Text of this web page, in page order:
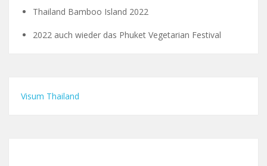
Thailand Bamboo Island 2022
2022 auch wieder das Phuket Vegetarian Festival
Visum Thailand